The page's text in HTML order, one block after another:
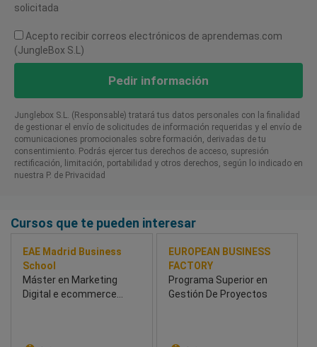
solicitada
Acepto recibir correos electrónicos de aprendemas.com
(JungleBox S.L)
Pedir información
Junglebox S.L. (Responsable) tratará tus datos personales con la finalidad
de gestionar el envío de solicitudes de información requeridas y el envío de
comunicaciones promocionales sobre formación, derivadas de tu
consentimiento. Podrás ejercer tus derechos de acceso, supresión
rectificación, limitación, portabilidad y otros derechos, según lo indicado en
nuestra P. de Privacidad​
Cursos que te pueden interesar
EAE Madrid Business
School
Máster en Marketing
Digital e ecommerce
EUROPEAN BUSINESS
FACTORY
Programa Superior en
Gestión De Proyectos